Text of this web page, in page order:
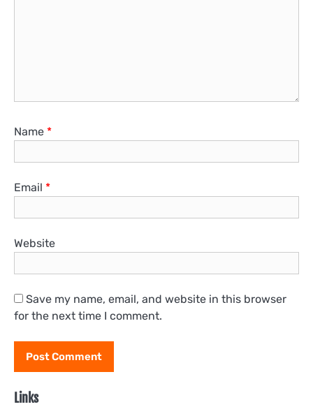
Name *
Email *
Website
Save my name, email, and website in this browser
for the next time I comment.
Links